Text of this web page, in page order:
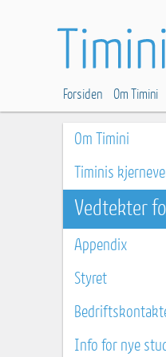
Forsiden Om Timini
Om Timini
Timinis
Vedtekter
Appendix
Styret
Info for nye